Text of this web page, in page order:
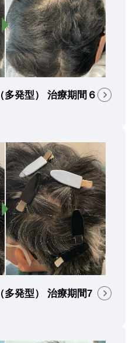
多発型） 治療期間６
多発型） 治療期間7